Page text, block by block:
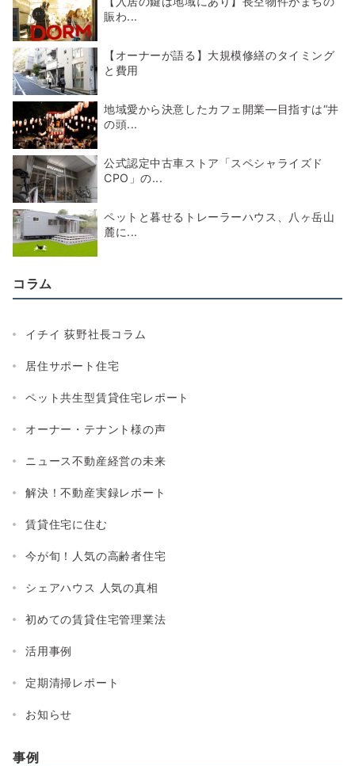
賑わ...
【オーナーが語る】大規模修繕のタイミング
と費用
地域愛から決意したカフェ開業―目指すは“井
の頭...
公式認定中古車ストア「スペシャライズド
CPO」の...
ペットと暮せるトレーラーハウス、八ヶ岳山
麓に...
コラム
イチイ 荻野社長コラム
居住サポート住宅
ペット共生型賃貸住宅レポート
オーナー・テナント様の声
ニュース不動産経営の未来
解決！不動産実録レポート
賃貸住宅に住む
今が旬！人気の高齢者住宅
シェアハウス 人気の真相
初めての賃貸住宅管理業法
活用事例
定期清掃レポート
お知らせ
事例